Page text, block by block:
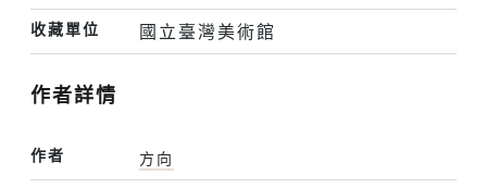
收藏單位 國立臺灣美術館
作者詳情
作者
方向